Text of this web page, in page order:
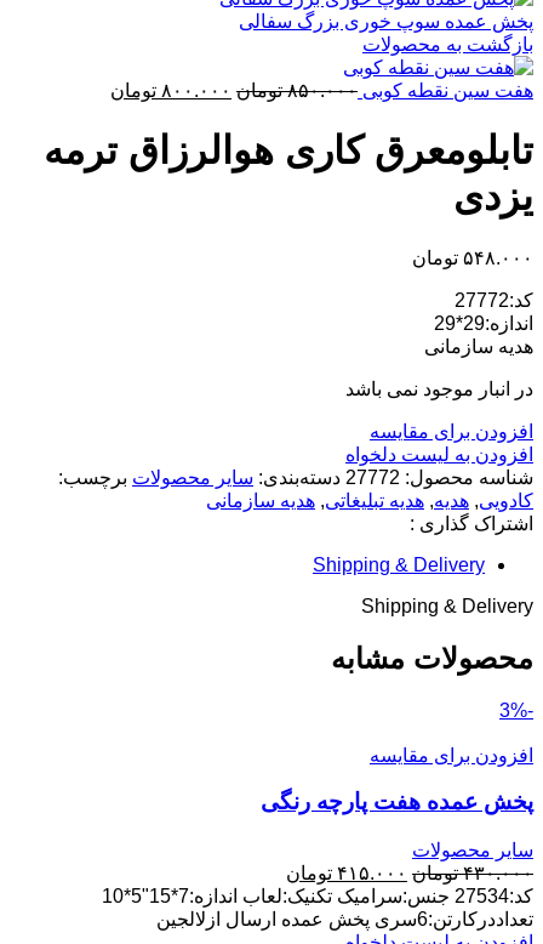
پخش عمده سوپ خوری بزرگ سفالی
بازگشت به محصولات
هفت سین نقطه کوبی ۸۵۰.۰۰۰ تومان قیمت
۸۵۰.۰۰۰ تومان
بود.
۸۰۰.۰۰۰ تومان
تابلومعرق کاری هوالرزاق ترمه
یزدی
۵۴۸.۰۰۰ تومان
کد:27772
اندازه:29*29
هدیه سازمانی
در انبار موجود نمی باشد
افزودن برای مقایسه
افزودن به لیست دلخواه
شناسه محصول: 27772 دسته‌بندی: سایر محصولات برچسب:
کادویی, هدیه, هدیه تبلیغاتی, هدیه سازمانی
اشتراک گذاری :
Shipping & Delivery
Shipping & Delivery
محصولات مشابه
-3%
افزودن برای مقایسه
پخش عمده هفت پارچه رنگی
سایر محصولات
۴۳۰.۰۰۰ تومان قیمت
اصلی:
۴۳۰.۰۰۰ تومان
۴۱۵.۰۰۰ تومان
فعلی:
۴۱۵.۰۰۰ تومان.
کد:27534 جنس:سرامیک تکنیک:لعاب اندازه:7*15"5*10
تعداددرکارتن:6سری پخش عمده ارسال ازلالجین